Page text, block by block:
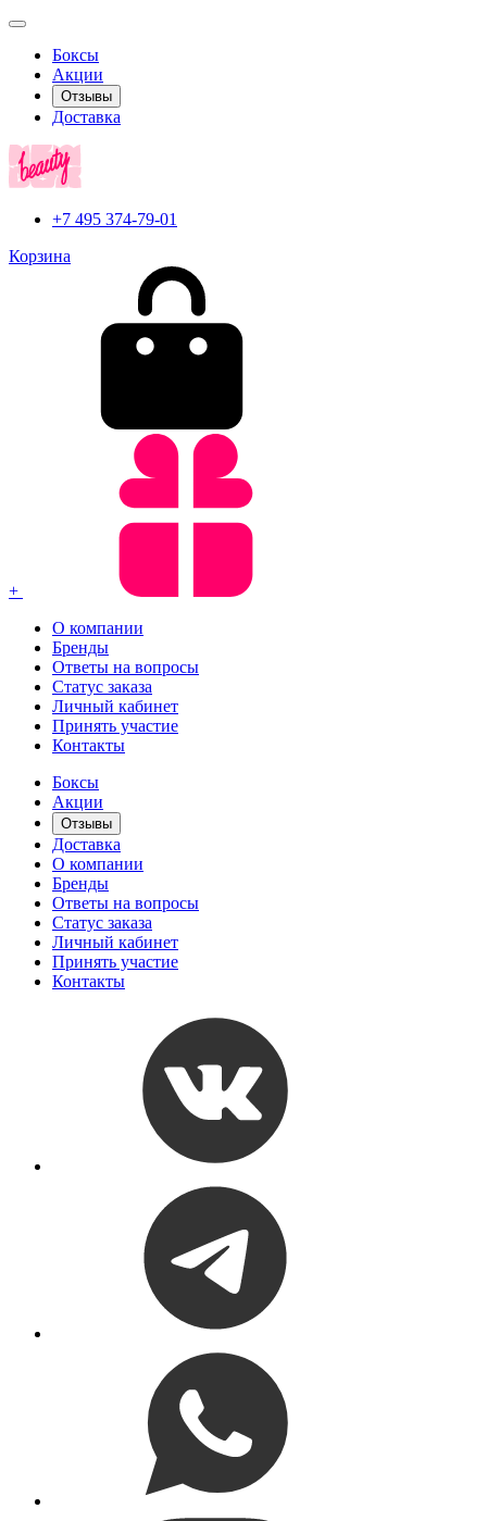
Боксы
Акции
Отзывы
Доставка
+7 495 374-79-01
Корзина
+
О компании
Бренды
Ответы на вопросы
Статус заказа
Личный кабинет
Принять участие
Контакты
Боксы
Акции
Отзывы
Доставка
О компании
Бренды
Ответы на вопросы
Статус заказа
Личный кабинет
Принять участие
Контакты